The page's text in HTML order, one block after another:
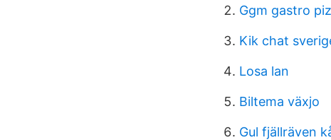
Ggm gastro
Kik chat
Losa lan
Biltema växjo
Gul fjällräven